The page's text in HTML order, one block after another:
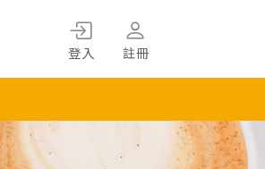
登入 註冊